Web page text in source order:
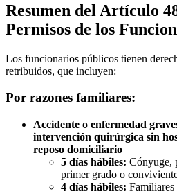
Resumen del Artículo
Permisos de los
Los funcionarios públicos tienen
retribuidos, que incluyen:
Por razones familiares:
Accidente o enfermedad
intervención quirúrgica sin
reposo domiciliario
5 días hábiles: Cónyuge,
primer grado o
4 días hábiles: Familiares